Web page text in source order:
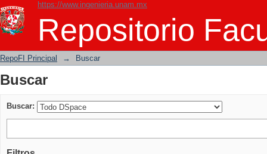
https://www.ingenieria.unam.mx
Repositorio
Buscar
RepoFI Principal → Buscar
Buscar
Buscar: